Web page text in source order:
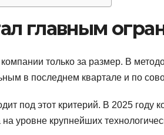
главным
только за размер. В
в последнем квартале и по
под этот критерий. В 2025 году
уровне крупнейших